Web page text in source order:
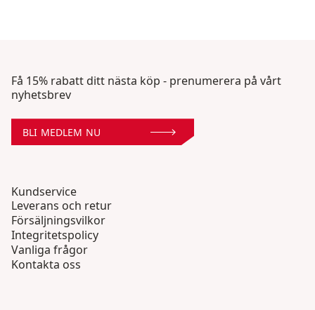
Få 15% rabatt ditt nästa köp - prenumerera på vårt
nyhetsbrev
BLI MEDLEM NU
Kundservice
Leverans och retur
Försäljningsvilkor
Integritetspolicy
Vanliga frågor
Kontakta oss